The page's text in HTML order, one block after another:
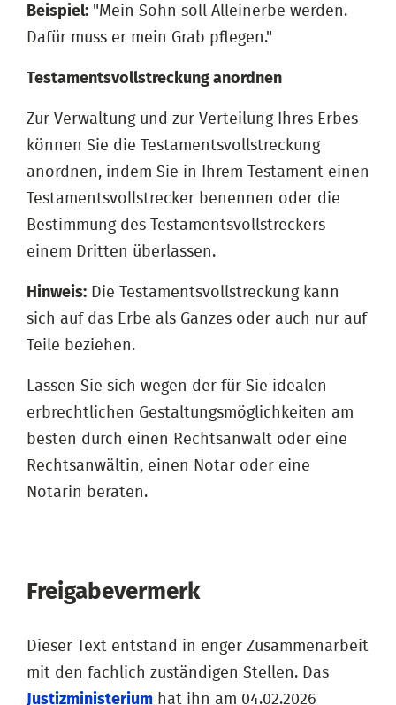
Beispiel: "Mein Sohn soll Alleinerbe werden.
Dafür muss er mein Grab pflegen."
Testamentsvollstreckung anordnen
Zur Verwaltung und zur Verteilung Ihres Erbes
können Sie die Testamentsvollstreckung
anordnen, indem Sie in Ihrem Testament einen
Testamentsvollstrecker benennen oder die
Bestimmung des Testamentsvollstreckers
einem Dritten überlassen.
Hinweis: Die Testamentsvollstreckung kann
sich auf das Erbe als Ganzes oder auch nur auf
Teile beziehen.
Lassen Sie sich wegen der für Sie idealen
erbrechtlichen Gestaltungsmöglichkeiten am
besten durch einen Rechtsanwalt oder eine
Rechtsanwältin, einen Notar oder eine
Notarin beraten.
Freigabevermerk
Dieser Text entstand in enger Zusammenarbeit
mit den fachlich zuständigen Stellen. Das
Justizministerium hat ihn am 04.02.2026